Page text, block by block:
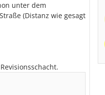
unter dem
(Distanz wie gesagt